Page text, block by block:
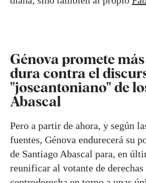
Génova promete
dura contra el
"joseantoniano" de
Abascal
Pero a partir de ahora, y según
fuentes, Génova endurecerá su
de Santiago Abascal para, en
reunificar al votante de derechas